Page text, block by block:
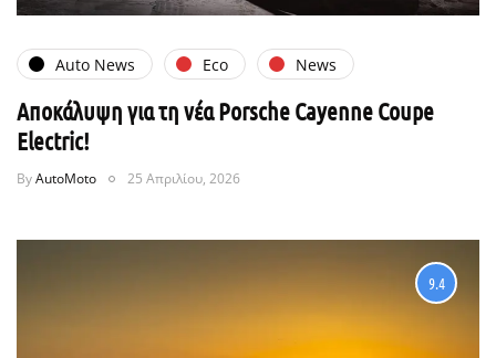
Auto News Eco News
Αποκάλυψη για τη νέα Porsche Cayenne Coupe
Electric!
ByAutoMoto 25 Απριλίου, 2026
9.4